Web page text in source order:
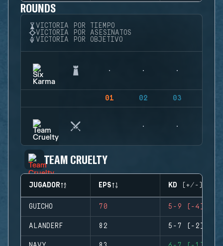
ROUNDS
VICTORIA POR TIEMPO
VICTORIA POR ASESINATOS
VICTORIA POR OBJETIVO
01 02 03
TEAM CRUELTY
JUGADOR EPS KD (+/-)
GUICHO 70 5-9 (-4)
ALANDERF 82 5-7 (-2)